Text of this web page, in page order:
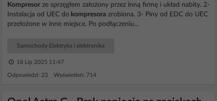
Kompresor ze sprzęgłem założony przez inną firmę i układ nabity. 2-
Instalacja od UEC do kompresora zrobiona. 3- Piny od EDC do UEC
przełożone w inne miejsce. Po podłączeniu...
Samochody Elektryka i elektronika
18 Lip 2025 11:47
Odpowiedzi: 23 Wyświetleń: 714